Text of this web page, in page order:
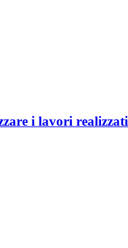
i lavori realizzati